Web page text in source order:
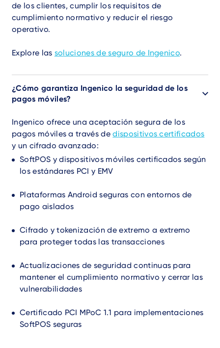
de los clientes, cumplir los requisitos de
cumplimiento normativo y reducir el riesgo
operativo.
Explore las soluciones de seguro de Ingenico.
¿Cómo garantiza Ingenico la seguridad de los
pagos móviles?
Ingenico ofrece una aceptación segura de los
pagos móviles a través dedispositivos certificados
y un cifrado avanzado:
SoftPOS y dispositivos móviles certificados según
los estándares PCI y EMV
Plataformas Android seguras con entornos de
pago aislados
Cifrado y tokenización de extremo a extremo
para proteger todas las transacciones
Actualizaciones de seguridad continuas para
mantener el cumplimiento normativo y cerrar las
vulnerabilidades
Certificado PCI MPoC 1.1 para implementaciones
SoftPOS seguras